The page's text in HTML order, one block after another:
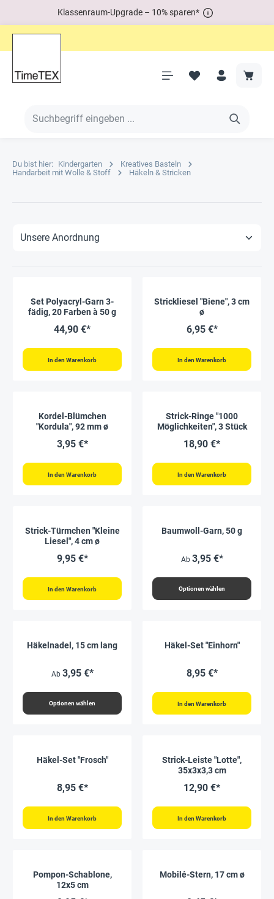
Klassenraum-Upgrade – 10% sparen*
Du bist hier: Kindergarten
Kreatives Basteln
Handarbeit mit Wolle & Stoff
Häkeln & Stricken
Set Polyacryl-Garn 3-
fädig, 20 Farben à 50 g
44,90 €*
In den Warenkorb
Strickliesel "Biene", 3 cm
ø
6,95 €*
In den Warenkorb
Kordel-Blümchen
"Kordula", 92 mm ø
3,95 €*
In den Warenkorb
Strick-Ringe "1000
Möglichkeiten", 3 Stück
18,90 €*
In den Warenkorb
Strick-Türmchen "Kleine
Liesel", 4 cm ø
9,95 €*
In den Warenkorb
Baumwoll-Garn, 50 g
Ab 3,95 €*
Optionen wählen
Häkelnadel, 15 cm lang
Ab 3,95 €*
Optionen wählen
Häkel-Set "Einhorn"
8,95 €*
In den Warenkorb
Häkel-Set "Frosch"
8,95 €*
In den Warenkorb
Strick-Leiste "Lotte",
35x3x3,3 cm
12,90 €*
In den Warenkorb
Pompon-Schablone,
12x5 cm
Mobilé-Stern, 17 cm ø